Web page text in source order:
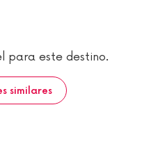
para este destino.
similares